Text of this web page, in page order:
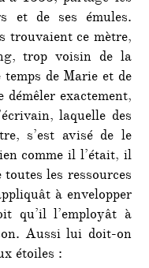
et de ses émules.
trouvaient ce mètre,
trop voisin de la
de Marie et de
exactement,
laquelle des
s’est avisé de le
comme il l’était, il
toutes les ressources
à envelopper
qu’il l’employât à
Aussi lui doit-on
étoiles :